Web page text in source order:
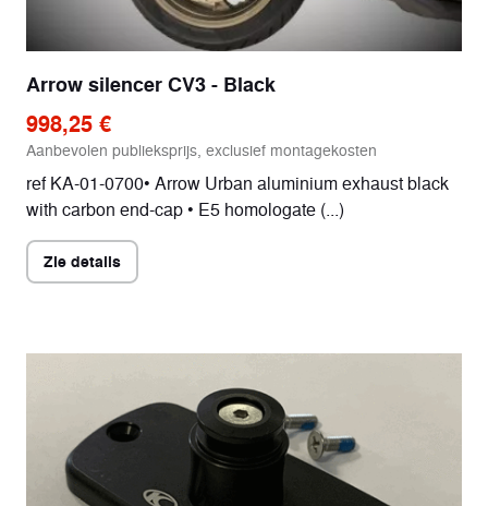
Arrow silencer CV3 - Black
998,25 €
Aanbevolen publieksprijs, exclusief montagekosten
ref KA-01-0700• Arrow Urban aluminium exhaust black
with carbon end-cap • E5 homologate (...)
Zie details